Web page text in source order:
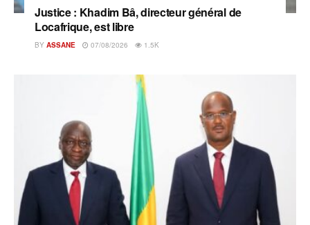
Justice : Khadim Bâ, directeur général de
Locafrique, est libre
BY ASSANE 07/08/2026 1.5K